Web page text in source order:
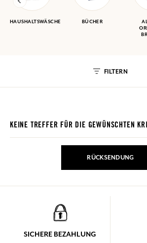
HAUSHALTSWÄSCHE BÜCHER
FILTERN
KEINE TREFFER FÜR DIE GEWÜNSCHTEN
RÜCKSENDUNG
SICHERE BEZAHLUNG